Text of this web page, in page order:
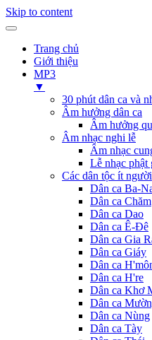
Skip to content
Trang chủ
Giới thiệu
MP3
▼
30 phút dân ca và
Âm hưởng dân ca
Âm hưởng
Âm nhạc nghi lễ
Âm nhạc
Lễ nhạc phật
Các dân tộc ít người
Dân ca Ba-
Dân ca Chăm
Dân ca Dao
Dân ca Ê-Đê
Dân ca Gia
Dân ca Giáy
Dân ca
Dân ca H're
Dân ca Khơ
Dân ca
Dân ca Nùng
Dân ca Tày